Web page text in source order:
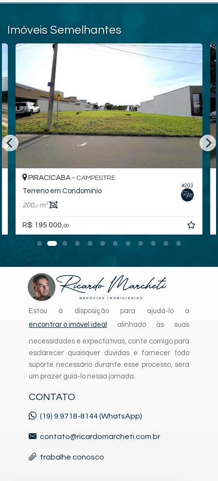
Imóveis Semelhantes
#203
PIRACICABA - CAMPESTRE
Terreno em Condomínio
200,0m²
R$ 195.000,00
Estou à disposição para ajudá-lo a
encontrar o imóvel ideal
alinhado às suas
necessidades e expectativas, conte comigo para
esclarecer quaisquer dúvidas e fornecer todo
suporte necessário durante esse processo, será
um prazer guiá-lo nessa jornada.
CONTATO
(19) 9.9718-8144 (WhatsApp)
contato@ricardomarcheti.com.br
trabalhe conosco